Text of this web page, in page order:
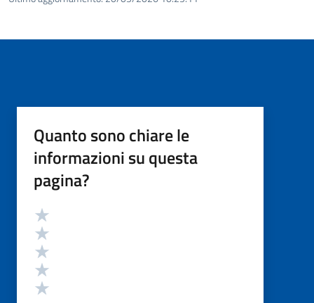
Quanto sono chiare le
informazioni su questa
pagina?
Valutazione